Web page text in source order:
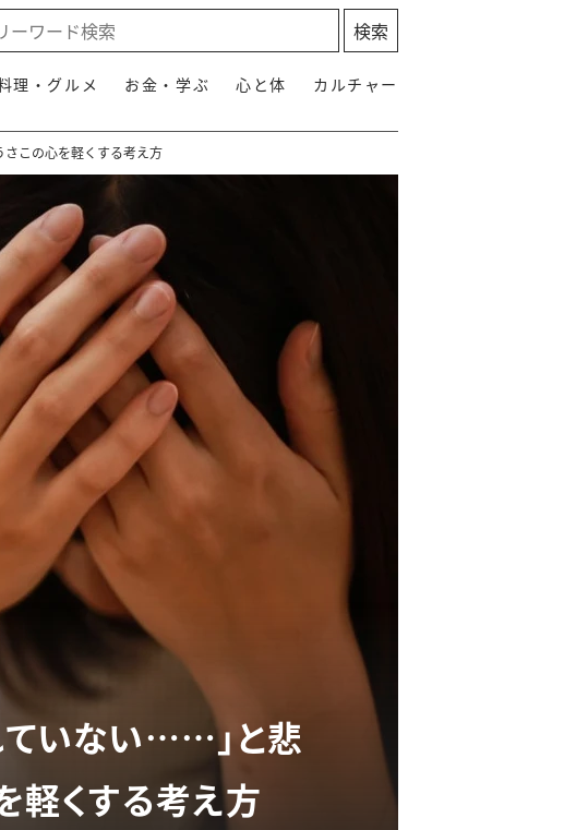
理・グルメ お金・学ぶ 心と体 カルチャー
この心を軽くする考え方
ていない……」と悲
軽くする考え方